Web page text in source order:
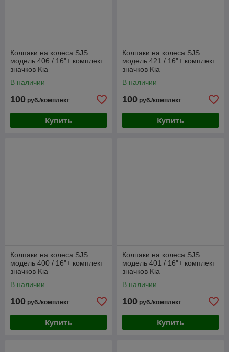
Колпаки на колеса SJS
модель 406 / 16"+ комплект
значков Kia
В наличии
100 руб./комплект
Купить
Колпаки на колеса SJS
модель 421 / 16"+ комплект
значков Kia
В наличии
100 руб./комплект
Купить
Колпаки на колеса SJS
модель 400 / 16"+ комплект
значков Kia
В наличии
100 руб./комплект
Купить
Колпаки на колеса SJS
модель 401 / 16"+ комплект
значков Kia
В наличии
100 руб./комплект
Купить